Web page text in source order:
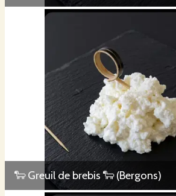
🐑 Greuil de brebis 🐑 (Bergons)